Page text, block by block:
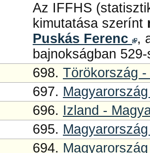
Az IFFHS
kimutatása szerínt
Puskás Ferenc
,
bajnokságban
698. Törökország
697.
696. Izland -
695.
694.